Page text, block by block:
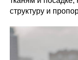
структуру и